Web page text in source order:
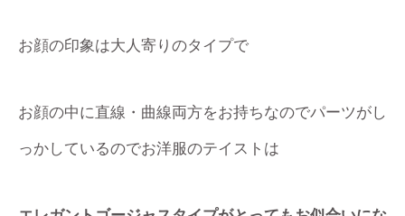
お顔の印象は大人寄りのタイプで
お顔の中に直線・曲線両方をお持ちなのでパーツがし
っかしているのでお洋服のテイストは